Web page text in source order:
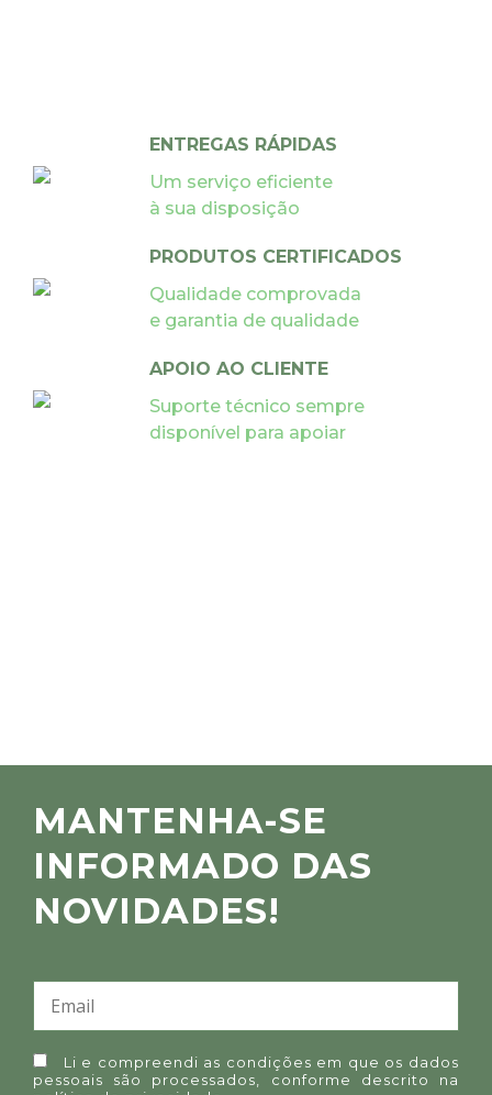
ENTREGAS RÁPIDAS
Um serviço eficiente
à sua disposição
PRODUTOS CERTIFICADOS
Qualidade comprovada
e garantia de qualidade
APOIO AO CLIENTE
Suporte técnico sempre
disponível para apoiar
MANTENHA-SE
INFORMADO DAS
NOVIDADES!
Li e compreendi as condições em que os dados
pessoais são processados, conforme descrito na